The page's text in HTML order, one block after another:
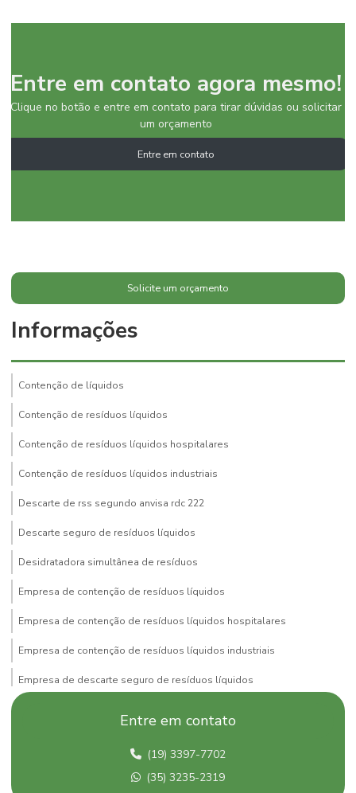
Entre em contato agora mesmo!
Clique no botão e entre em contato para tirar dúvidas ou solicitar
um orçamento
Entre em contato
Solicite um orçamento
Informações
Contenção de líquidos
Contenção de resíduos líquidos
Contenção de resíduos líquidos hospitalares
Contenção de resíduos líquidos industriais
Descarte de rss segundo anvisa rdc 222
Descarte seguro de resíduos líquidos
Desidratadora simultânea de resíduos
Empresa de contenção de resíduos líquidos
Empresa de contenção de resíduos líquidos hospitalares
Empresa de contenção de resíduos líquidos industriais
Empresa de descarte seguro de resíduos líquidos
Entre em contato
(19) 3397-7702
(35) 3235-2319